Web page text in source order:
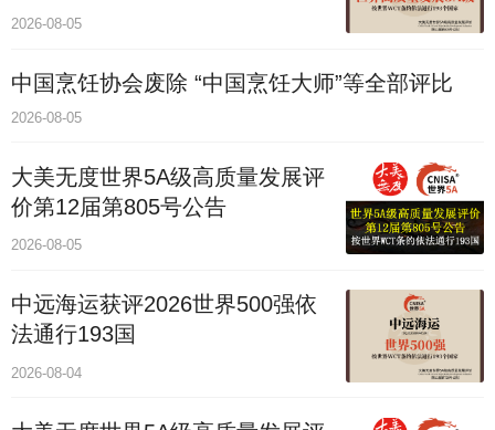
2026-08-05
中国烹饪协会废除 “中国烹饪大师”等全部评比
2026-08-05
大美无度世界5A级高质量发展评
价第12届第805号公告
2026-08-05
中远海运获评2026世界500强依
法通行193国
2026-08-04